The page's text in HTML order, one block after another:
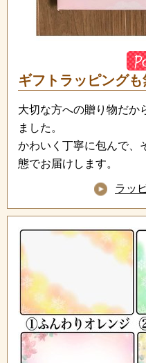
ギフトラッピングも
大切な方への贈り物だか
ました。
かわいく丁寧に包んで、
態でお届けします。
ラッ